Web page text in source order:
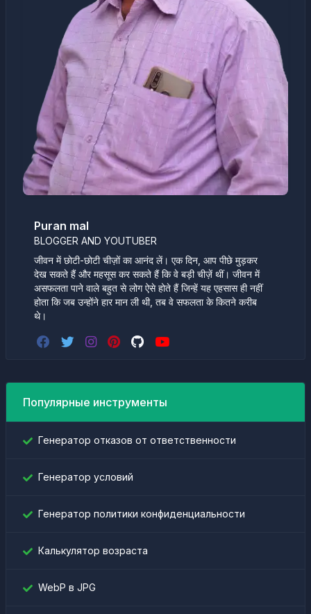
Puran mal
BLOGGER AND YOUTUBER
जीवन में छोटी-छोटी चीज़ों का आनंद लें। एक दिन, आप पीछे मुड़कर
देख सकते हैं और महसूस कर सकते हैं कि वे बड़ी चीज़ें थीं। जीवन में
असफलता पाने वाले बहुत से लोग ऐसे होते हैं जिन्हें यह एहसास ही नहीं
होता कि जब उन्होंने हार मान ली थी, तब वे सफलता के कितने करीब
थे।
Популярные инструменты
Генератор отказов от ответственности
Генератор условий
Генератор политики конфиденциальности
Калькулятор возраста
WebP в JPG